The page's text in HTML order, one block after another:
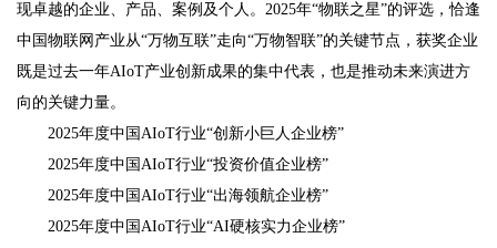
现卓越的企业、产品、案例及个人。2025年“物联之星”的评选，恰逢
中国物联网产业从“万物互联”走向“万物智联”的关键节点，获奖企业
既是过去一年AIoT产业创新成果的集中代表，也是推动未来演进方
向的关键力量。
2025年度中国AIoT行业“创新小巨人企业榜”
2025年度中国AIoT行业“投资价值企业榜”
2025年度中国AIoT行业“出海领航企业榜”
2025年度中国AIoT行业“AI硬核实力企业榜”